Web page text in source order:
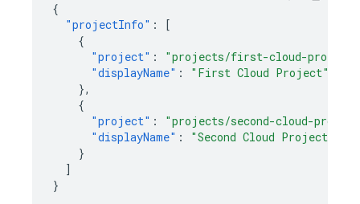
{
"projectInfo" :
[
{
"project" :
"projects/first-cloud-project"
"displayName" :
"First Cloud Project"
},
{
"project" :
"projects/second-cloud-
"displayName" :
"Second Cloud Project"
}
]
}